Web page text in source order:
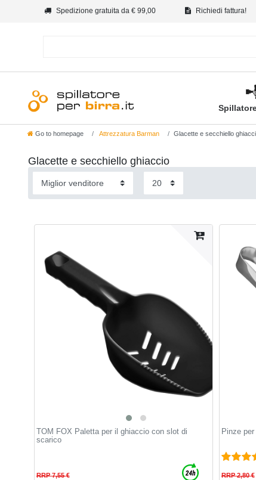
Spedizione gratuita da € 99,00 Richiedi fattura!
Go to homepage Attrezzatura Barman Glacette e secchiello
Glacette e secchiello ghiaccio
TOM FOX Paletta per il ghiaccio con slot di
scarico
RRP 7,55 €
Pinze
RRP 2,80 €